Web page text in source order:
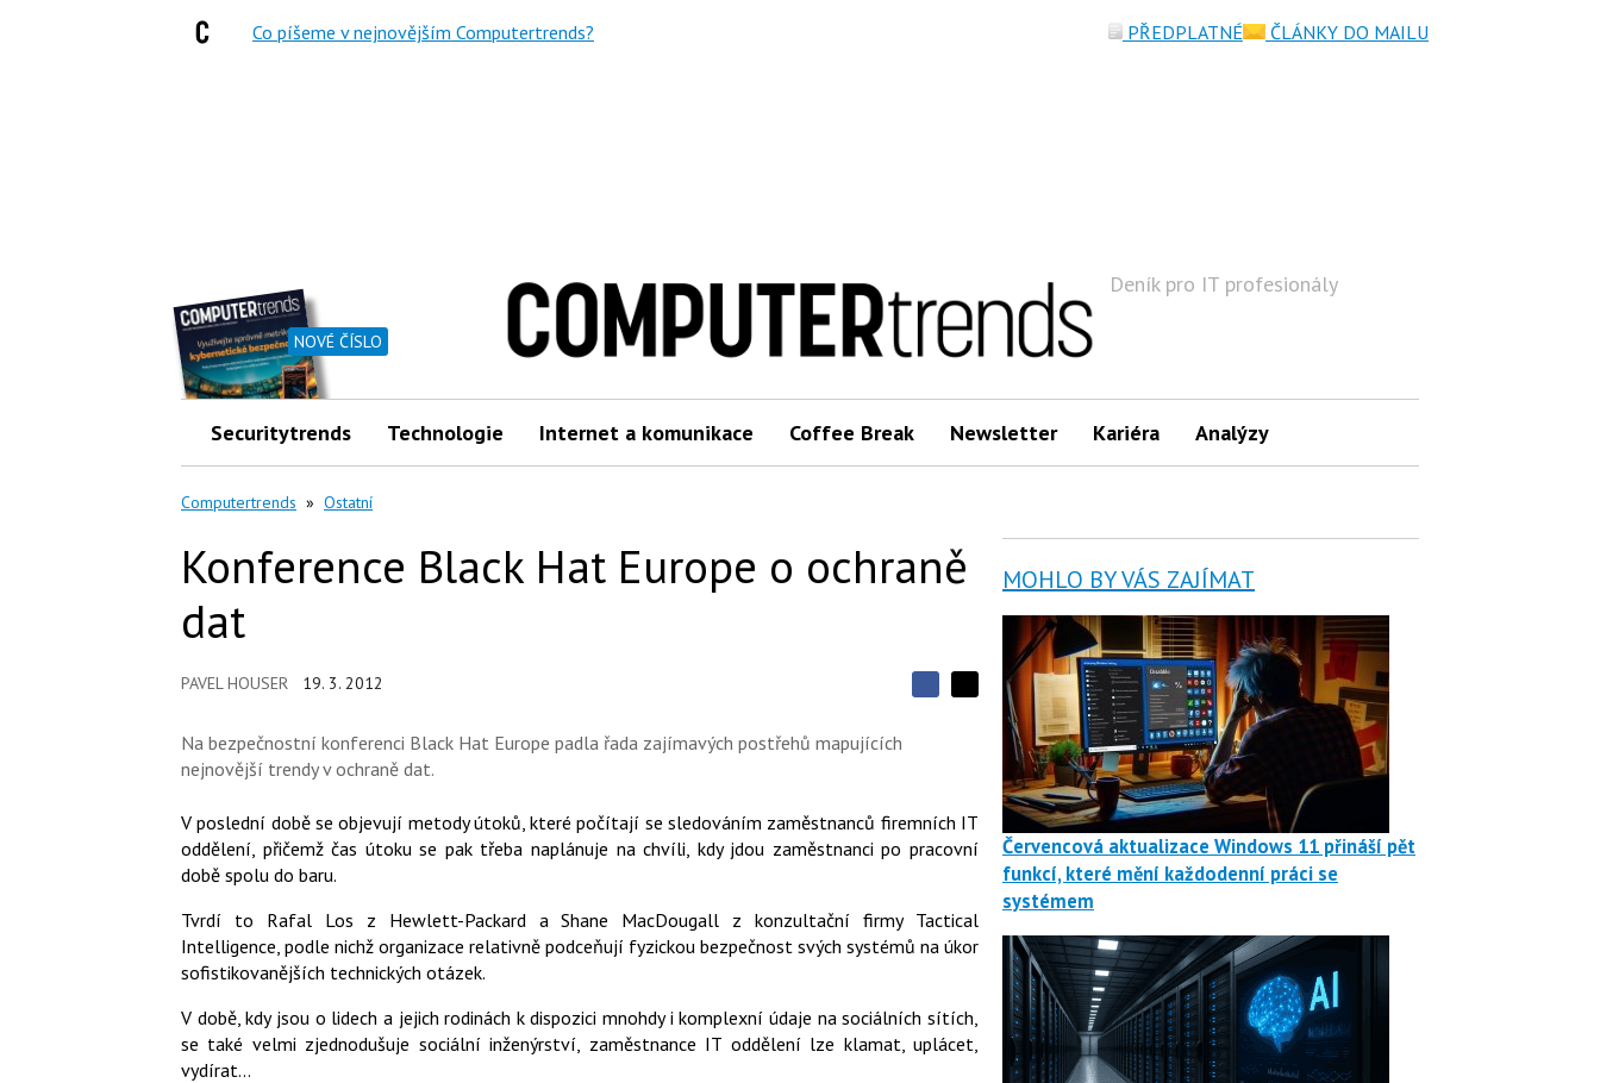
NOVÉ ČÍSLO
Deník pro IT profesionály
Securitytrends Technologie Internet a komunikace Coffee Break Newsletter Kariéra Analýzy
Computertrends » Ostatní
Konference Black Hat Europe o ochraně
dat
PAVEL HOUSER 19. 3. 2012
S
e
t
S
e
n
a
c
e
b
u
e
n
t
X
Na bezpečnostní konferenci Black Hat Europe padla řada zajímavých postřehů mapujících
nejnovější trendy v ochraně dat.
V poslední době se objevují metody útoků, které počítají se sledováním zaměstnanců firemních IT
oddělení, přičemž čas útoku se pak třeba naplánuje na chvíli, kdy jdou zaměstnanci po pracovní
době spolu do baru.
Tvrdí to Rafal Los z Hewlett-Packard a Shane MacDougall z konzultační firmy Tactical
Intelligence, podle nichž organizace relativně podceňují fyzickou bezpečnost svých systémů na úkor
sofistikovanějších technických otázek.
V době, kdy jsou o lidech a jejich rodinách k dispozici mnohdy i komplexní údaje na sociálních sítích,
se také velmi zjednodušuje sociální inženýrství, zaměstnance IT oddělení lze klamat, uplácet,
vydírat…
MOHLO BY VÁS ZAJÍMAT
Červencová aktualizace Windows 11 přináší pět
funkcí, které mění každodenní práci se
systémem
Co píšeme v nejnovějším Computertrends? PŘEDPLATNÉ ČLÁNKY DO MAILU